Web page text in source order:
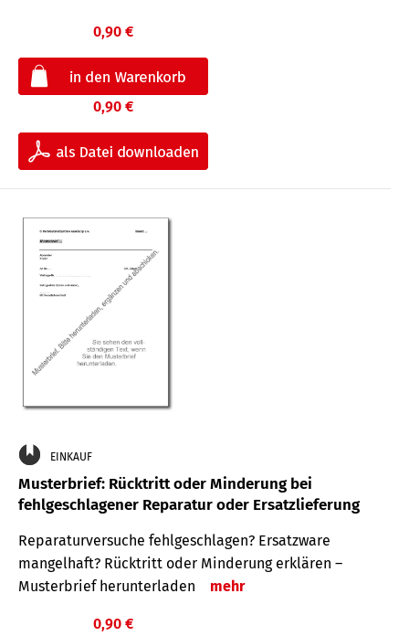
0,90 €
0,90 €
EINKAUF
Musterbrief: Rücktritt oder Minderung bei
fehlgeschlagener Reparatur oder Ersatzlieferung
Reparaturversuche fehlgeschlagen? Ersatzware
mangelhaft? Rücktritt oder Minderung erklären –
Musterbrief herunterladen
mehr
0,90 €